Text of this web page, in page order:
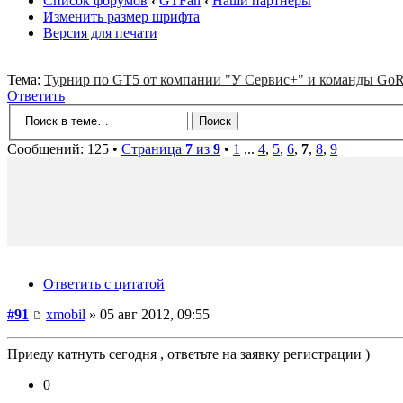
Изменить размер шрифта
Версия для печати
Тема: Турнир по GT5 от компании "У Сервис+" и команды
Ответить
Сообщений: 125 • Страница 7 из 9 • 1 ... 4, 5, 6, 7, 8, 9
Ответить с цитатой
#91
xmobil » 05 авг 2012, 09:55
Приеду катнуть сегодня , ответьте на заявку регистрации )
0